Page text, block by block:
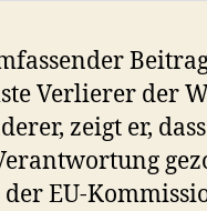
Verlierer der
zeigt er,
EU-